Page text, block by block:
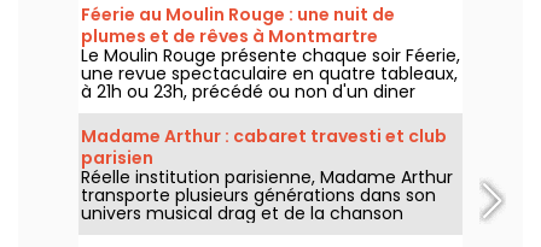
Féerie au Moulin Rouge : une nuit de
plumes et de rêves à Montmartre
Le Moulin Rouge présente chaque soir Féerie,
une revue spectaculaire en quatre tableaux,
à 21h ou 23h, précédé ou non d'un diner
imaginé par leur chef.
Madame Arthur : cabaret travesti et club
parisien
Réelle institution parisienne, Madame Arthur
transporte plusieurs générations dans son
univers musical drag et de la chanson
française !